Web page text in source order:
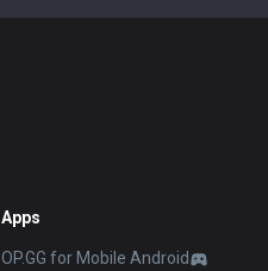
Apps
OP.GG for Mobile Android